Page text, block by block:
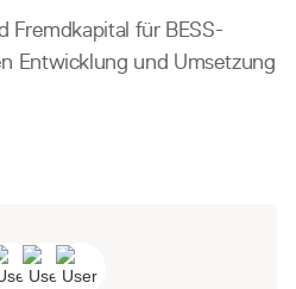
Fremdkapital für BESS-
Entwicklung und Umsetzung